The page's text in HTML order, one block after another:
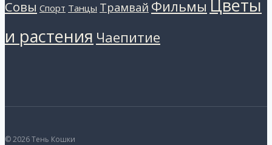
Совы Спорт Танцы Трамвай Фильмы Цветы
и растения Чаепитие
© 2026 Тень Кошки